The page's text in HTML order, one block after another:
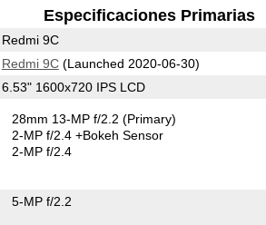
Especificaciones Primarias
Redmi 9C
Redmi 9C(Launched 2020-06-30)
6.53" 1600x720 IPS LCD
28mm 13-MP f/2.2(Primary)
2-MP f/2.4+Bokeh Sensor
2-MP f/2.4
5-MP f/2.2